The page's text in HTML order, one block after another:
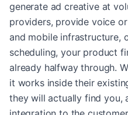
generate ad creative at
providers, provide voice
and mobile infrastructure,
scheduling, your product
already halfway through.
it works inside their
they will actually find you,